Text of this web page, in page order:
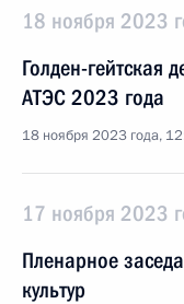
18 ноября 2023
Голден-гейтская
АТЭС 2023 года
18 ноября 2023 года,
17 ноября 2023
Пленарное
культур